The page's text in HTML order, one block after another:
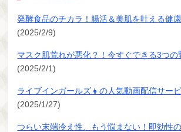
発酵食品のチカラ！腸活＆美肌を叶える健
(2025/2/9)
マスク肌荒れが悪化？！今すぐできる3つの
(2025/2/1)
ライブインガールズ👧の人気動画配信サー
(2025/1/27)
つらい末端冷え性、もう悩まない！即効性